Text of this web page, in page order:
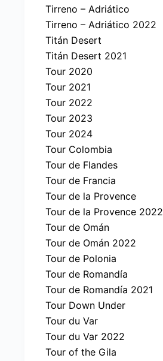
Tirreno – Adriático
Tirreno – Adriático 2022
Titán Desert
Titán Desert 2021
Tour 2020
Tour 2021
Tour 2022
Tour 2023
Tour 2024
Tour Colombia
Tour de Flandes
Tour de Francia
Tour de la Provence
Tour de la Provence 2022
Tour de Omán
Tour de Omán 2022
Tour de Polonia
Tour de Romandía
Tour de Romandía 2021
Tour Down Under
Tour du Var
Tour du Var 2022
Tour of the Gila